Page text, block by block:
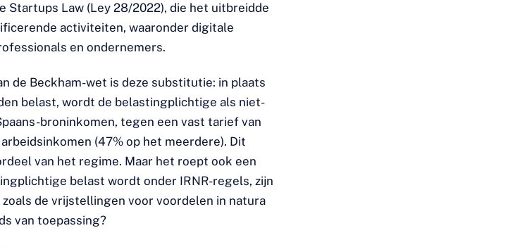
Startups Law (Ley 28/2022), die het uitbreidde
activiteiten, waaronder digitale
en ondernemers.
de Beckham-wet is deze substitutie: in plaats
belast, wordt de belastingplichtige als niet-
broninkomen, tegen een vast tarief van
(47% op het meerdere). Dit
van het regime. Maar het roept ook een
belast wordt onder IRNR-regels, zijn
de vrijstellingen voor voordelen in natura
van toepassing?